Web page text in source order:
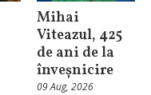
Mihai
Viteazul, 425
de ani de la
înveșnicire
09 Aug, 2026